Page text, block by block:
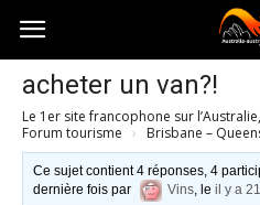
Australia-
australie.com
acheter un van?!
Le 1er site francophone sur
Forum tourisme › Brisbane –
Ce sujet contient 4 réponses, 4
dernière fois par
Vins, leil y a